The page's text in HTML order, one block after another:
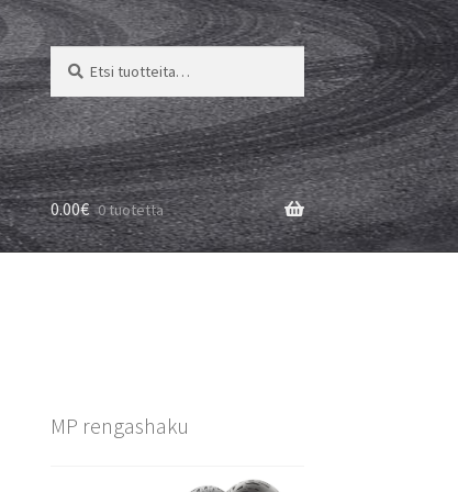
Etsi:
Haku
0.00€ 0 tuotetta
MP rengashaku